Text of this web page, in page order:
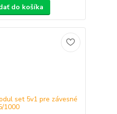
do košíka